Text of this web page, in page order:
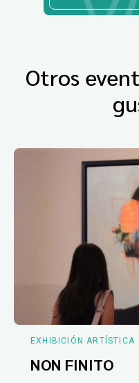
Otros
EXHIBICIÓN ARTÍSTICA
NON FINITO